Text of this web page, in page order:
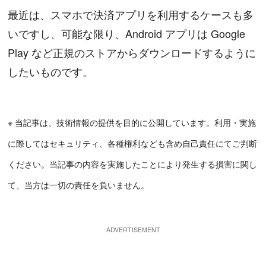
最近は、スマホで決済アプリを利用するケースも多
いですし、可能な限り、Android アプリは Google
Play など正規のストアからダウンロードするように
したいものです。
※ 当記事は、技術情報の提供を目的に公開しています。利用・実施
に際してはセキュリティ、各種権利なども含め自己責任にてご判断
ください。当記事の内容を実施したことにより発生する損害に関し
て、当方は一切の責任を負いません。